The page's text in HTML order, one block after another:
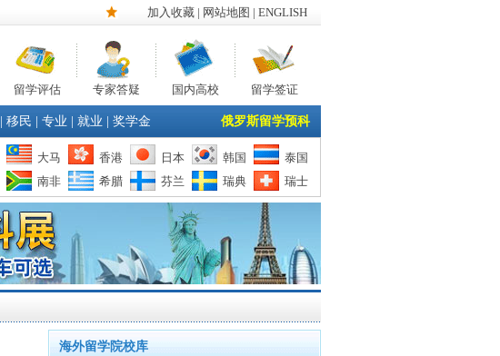
加入收藏 | 网站地图 | ENGLISH
留学评估 专家答疑 国内高校 留学签证
移民 专业 就业 奖学金 俄罗斯留学预科
大马 香港 日本 韩国
泰国
南非 希腊 芬兰 瑞典 瑞士
海外留学院校库